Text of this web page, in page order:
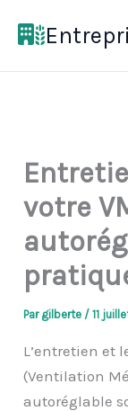
votre
Par gilberte /11
L’entretien et
(Ventilation
autoréglable